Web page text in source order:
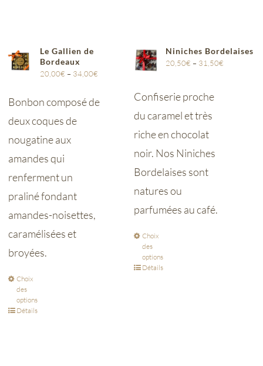
Le Gallien de
Bordeaux
20,00€ – 34,00€
Bonbon composé de
deux coques de
nougatine aux
amandes qui
renferment un
praliné fondant
amandes-noisettes,
caramélisées et
broyées.
Choix
des
options
Détails
Niniches Bordelaises
20,50€ – 31,50€
Confiserie proche
du caramel et très
riche en chocolat
noir. Nos Niniches
Bordelaises sont
natures ou
parfumées au café.
Choix
des
options
Détails